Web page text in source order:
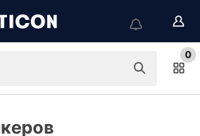
0